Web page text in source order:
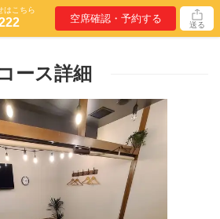
はこちら
空席確認・予約する 送る
ース詳細